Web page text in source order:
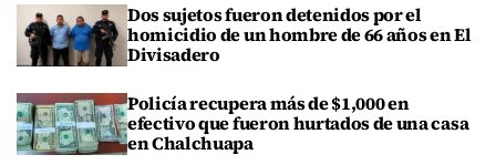
Dos sujetos fueron detenidos por el
homicidio de un hombre de 66 años en El
Divisadero
Policía recupera más de $1,000 en
efectivo que fueron hurtados de una casa
en Chalchuapa